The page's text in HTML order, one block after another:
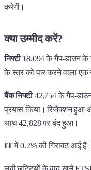
करेगी।
क्या उम्मीद करें?
निफ्टी18,094 के गैप-डाउन
के स्तर को पार करने वाला
बैंक निफ्टी42,754 के गैप-
प्रयास किया। रिजेक्शन हुआ
साथ 42,828 पर बंद हुआ।
ITमें 0.2% की गिरावट आई है।